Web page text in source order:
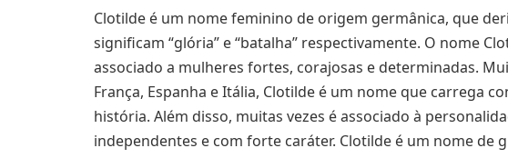
Clotilde é um nome feminino de origem germânica, que
significam “glória” e “batalha” respectivamente. O nome
associado a mulheres fortes, corajosas e determinadas.
França, Espanha e Itália, Clotilde é um nome que carrega
história. Além disso, muitas vezes é associado à
independentes e com forte caráter. Clotilde é um nome de